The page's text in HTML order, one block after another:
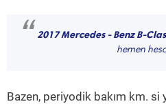
“ 2017 Mercedes - Benz B-
hemen
Bazen, periyodik bakım km. si